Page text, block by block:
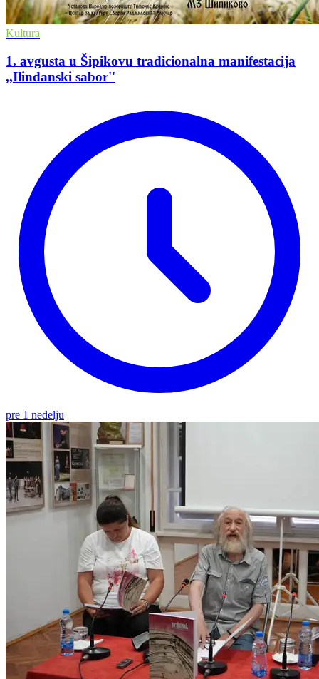
Kultura
1. avgusta u Šipikovu tradicionalna manifestacija
,,Ilindanski sabor''
pre 1 nedelju